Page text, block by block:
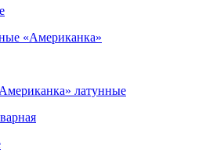
«Американка»
латунные